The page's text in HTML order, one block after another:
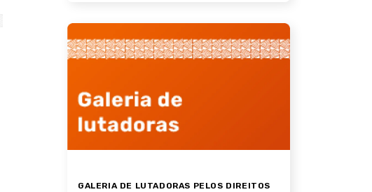
GALERIA DE LUTADORAS PELOS DIREITOS